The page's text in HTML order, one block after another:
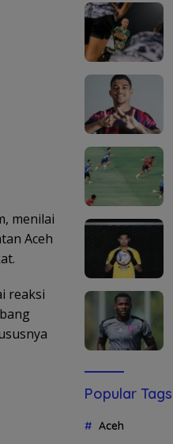
menilai
Aceh
reaksi
Popular Tags
Aceh